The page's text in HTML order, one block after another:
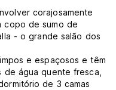
corajosamente
copo de sumo de
- o grande salão dos
e espaçosos e têm
água quente fresca,
de 3 camas